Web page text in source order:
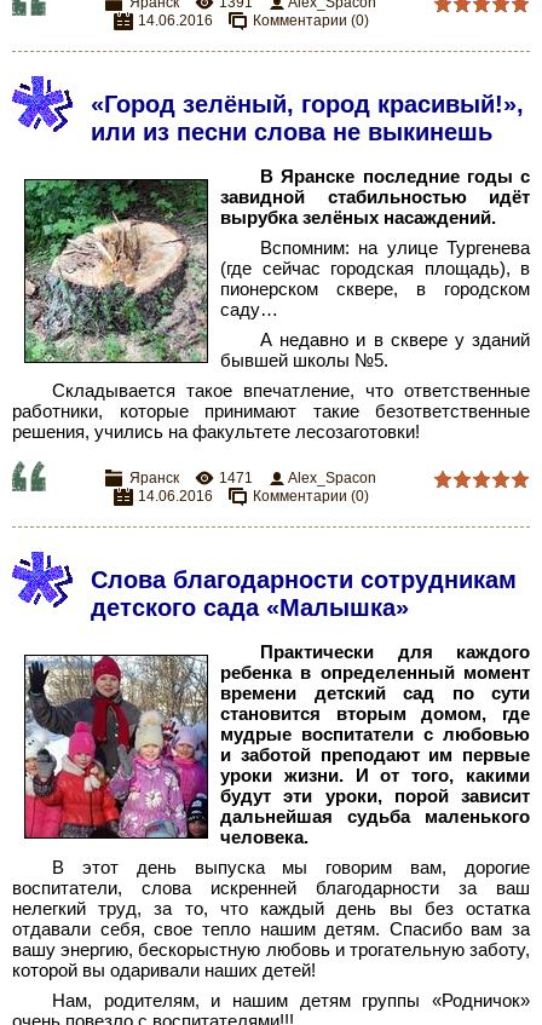
14.06.2016
Комментарии (0)
«Город зелёный, город красивый!»,
или из песни слова не выкинешь
В Яранске последние годы с
завидной стабильностью идёт
вырубка зелёных насаждений.
Вспомним: на улице Тургенева
(где сейчас городская площадь), в
пионерском сквере, в городском
саду…
А недавно и в сквере у зданий
бывшей школы №5.
Складывается такое впечатление, что ответственные
работники, которые принимают такие безответственные
решения, учились на факультете лесозаготовки!
Яранск 1471
Alex_Spacon
14.06.2016
Комментарии (0)
Слова благодарности сотрудникам
детского сада «Малышка»
Практически для каждого
ребенка в определенный момент
времени детский сад по сути
становится вторым домом, где
мудрые воспитатели с любовью
и заботой преподают им первые
уроки жизни. И от того, какими
будут эти уроки, порой зависит
дальнейшая судьба маленького
человека.
В этот день выпуска мы говорим вам, дорогие
воспитатели, слова искренней благодарности за ваш
нелегкий труд, за то, что каждый день вы без остатка
отдавали себя, свое тепло нашим детям. Спасибо вам за
вашу энергию, бескорыстную любовь и трогательную заботу,
которой вы одаривали наших детей!
Нам, родителям, и нашим детям группы «Родничок»